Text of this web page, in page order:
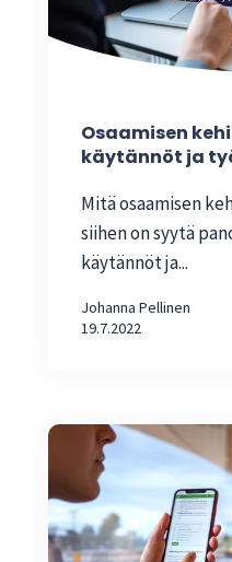
Osaamisen
käytännöt ja
Mitä osaamisen
siihen on syytä
käytännöt ja...
Johanna Pellinen
19.7.2022